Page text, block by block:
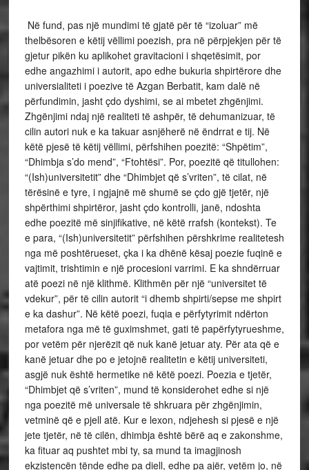
Në fund, pas një mundimi të gjatë për të “izoluar” më
thelbësoren e këtij vëllimi poezish, pra në përpjekjen për të
gjetur pikën ku aplikohet gravitacioni i shqetësimit, por
edhe angazhimi i autorit, apo edhe bukuria shpirtërore dhe
universialiteti i poezive të Azgan Berbatit, kam dalë në
përfundimin, jasht çdo dyshimi, se ai mbetet zhgënjimi.
Zhgënjimi ndaj një realiteti të ashpër, të dehumanizuar, të
cilin autori nuk e ka takuar asnjëherë në ëndrrat e tij. Në
këtë pjesë të këtij vëllimi, përfshihen poezitë: “Shpëtim”,
“Dhimbja s’do mend”, “Ftohtësi”. Por, poezitë që titullohen:
“(Ish)universitetit” dhe “Dhimbjet që s’vriten”, të cilat, në
tërësinë e tyre, i ngjajnë më shumë se çdo gjë tjetër, një
shpërthimi shpirtëror, jasht çdo kontrolli, janë, ndoshta
edhe poezitë më sinjifikative, në këtë rrafsh (kontekst). Te
e para, “(Ish)universitetit” përfshihen përshkrime realitetesh
nga më poshtërueset, çka i ka dhënë kësaj poezie fuqinë e
vajtimit, trishtimin e një procesioni varrimi. E ka shndërruar
atë poezi në një klithmë. Klithmën për një “universitet të
vdekur”, për të cilin autorit “i dhemb shpirti/sepse me shpirt
e ka dashur”. Në këtë poezi, fuqia e përfytyrimit ndërton
metafora nga më të guximshmet, gati të papërfytyrueshme,
por vetëm për njerëzit që nuk kanë jetuar aty. Për ata që e
kanë jetuar dhe po e jetojnë realitetin e këtij universiteti,
asgjë nuk është hermetike në këtë poezi. Poezia e tjetër,
“Dhimbjet që s’vriten”, mund të konsiderohet edhe si një
nga poezitë më universale të shkruara për zhgënjimin,
vetminë që e pjell atë. Kur e lexon, ndjehesh si pjesë e një
jete tjetër, në të cilën, dhimbja është bërë aq e zakonshme,
ka fituar aq pushtet mbi ty, sa mund ta imagjinosh
ekzistencën tënde edhe pa diell, edhe pa ajër, vetëm jo, në